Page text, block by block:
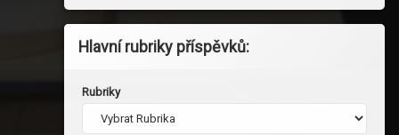
Hlavní rubriky příspěvků:
Rubriky